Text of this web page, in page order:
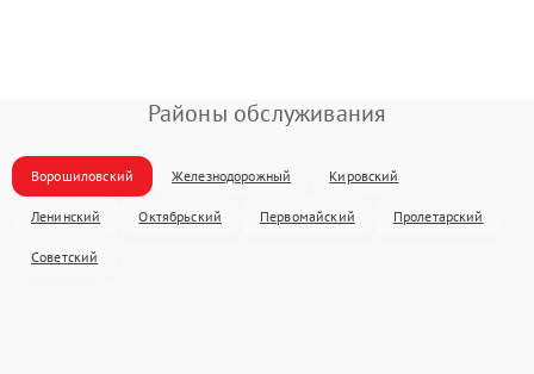
Районы обслуживания
Ворошиловский Железнодорожный Кировский
Ленинский Октябрьский Первомайский Пролетарский
Советский